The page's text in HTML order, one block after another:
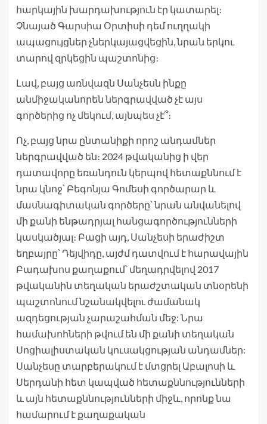
հարկային խարդախություն էր կատարել։
Չնայած Գարսիա Օրտիսի դեմ ուղղակի
ապացույցներ չներկայացվեցին, նրան երկու
տարով զրկեցին պաշտոնից։
Լավ, բայց առնվազն Սանչեսն ինքը
անմիջականորեն ներգրավված չէ այս
գործերից ոչ մեկում, այնպես չէ՞։
Ոչ, բայց նրա ընտանիքի որոշ անդամներ
ներգրավված են։ 2024 թվականից ի վեր
դատավորը եռանդուն կերպով հետաքննում է
նրա կնոջ՝ Բեգոնյա Գոմեսի գործարար և
մասնագիտական ​​գործերը՝ նրան անվանելով
մի քանի ենթադրյալ հանցագործությունների
կասկածյալ։ Բացի այդ, Սանչեսի երաժիշտ
եղբայրը՝ Դեյվիդը, այժմ դատվում է հարավային
Բադախոս քաղաքում՝ մեղադրվելով 2017
թվականին տեղական երաժշտական ​​​​տնօրենի
պաշտոնում նշանակվելու ժամանակ
ազդեցության չարաշահման մեջ: Նրա
համախոհների թվում են մի քանի տեղական
Սոցիալիստական ​​​​կուսակցության անդամներ:
Սանչեսը տարբերակում է մտցրել Աբալոսի և
Սերդանի հետ կապված հետաքննությունների
և այն հետաքննությունների միջև, որոնք նա
համարում է քաղաքական